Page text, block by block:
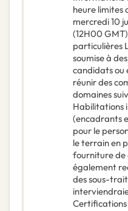
heure limites
mercredi 10
(12H00
particulières
soumise à
candidats ou
réunir des
domaines
Habilitations
(encadrants
pour le
le terrain en
fourniture de
également
des sous-
Certifications